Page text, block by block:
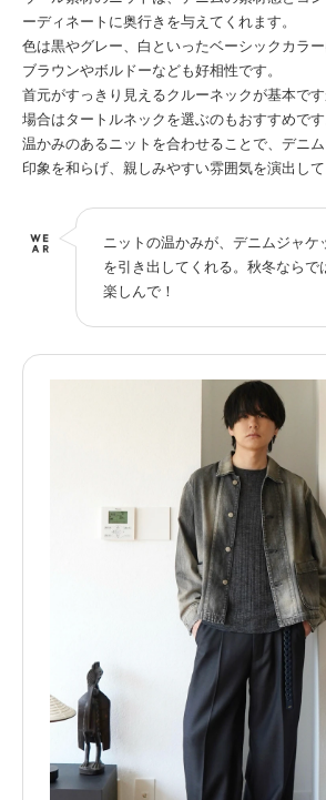
ーディネートに奥行きを与えてくれます。
色は黒やグレー、白といったベーシックカラ
ブラウンやボルドーなども好相性です。
首元がすっきり見えるクルーネックが基本で
場合はタートルネックを選ぶのもおすすめです
温かみのあるニットを合わせることで、デニ
印象を和らげ、親しみやすい雰囲気を演出して
ニットの温かみが、デニムジャケ
を引き出してくれる。秋冬ならで
楽しんで！